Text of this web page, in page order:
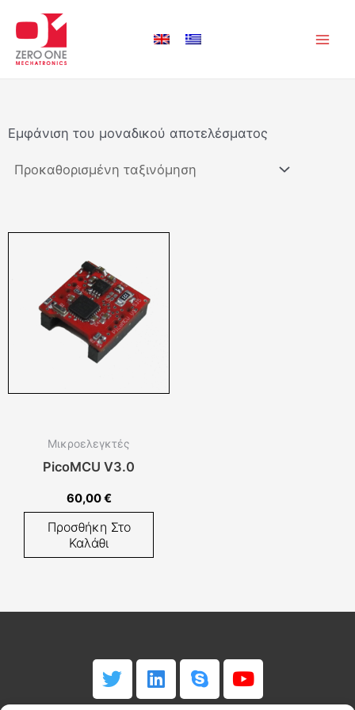
Μετάβαση
στο
περιεχόμενο
Εμφάνιση του μοναδικού αποτελέσματος
Μικροελεγκτές
PicoMCU V3.0
60,00€
Προσθήκη Στο
Καλάθι
T
w
L
i
S
k
Y
o